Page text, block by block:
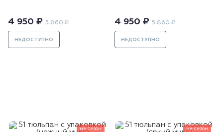
4 950 ₽ 5 860 ₽
НЕДОСТУПНО
4 950 ₽ 5 860 ₽
НЕДОСТУПНО
не сезон не сезон